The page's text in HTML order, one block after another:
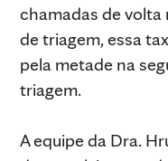
chamadas de volta
de triagem, essa
pela metade na
triagem.
A equipe da Dra.